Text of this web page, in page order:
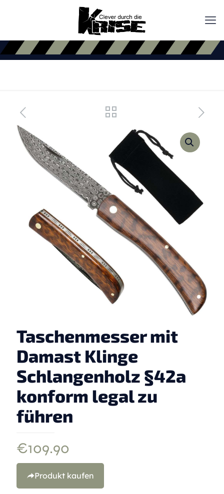
Taschenmesser mit
Damast Klinge
Schlangenholz §42a
konform legal zu
führen
€109.90
Produkt kaufen